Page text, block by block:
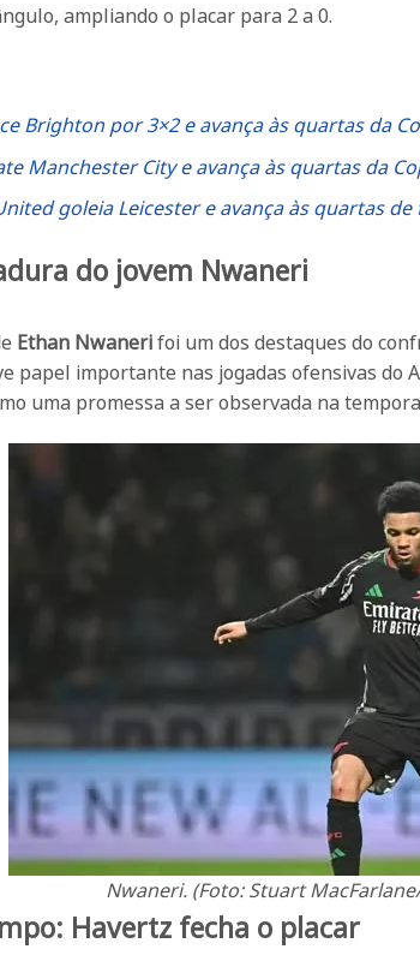
ampliando o placar para 2 a 0.
Brighton por 3×2 e avança às quartas da
Manchester City e avança às quartas da
goleia Leicester e avança às quartas
do jovem Nwaneri
Ethan Nwanerifoi um dos destaques do
papel importante nas jogadas ofensivas do
uma promessa a ser observada na
Nwaneri. (Foto: Stuart
Havertz fecha o placar